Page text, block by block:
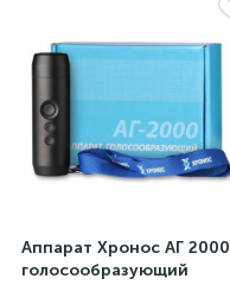
Аппарат Хронос АГ 2000
голосообразующий